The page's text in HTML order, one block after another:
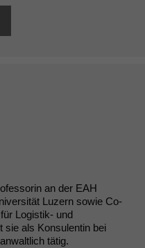
an der EAH
Luzern sowie Co-
Logistik- und
sie als Konsulentin bei
tätig.